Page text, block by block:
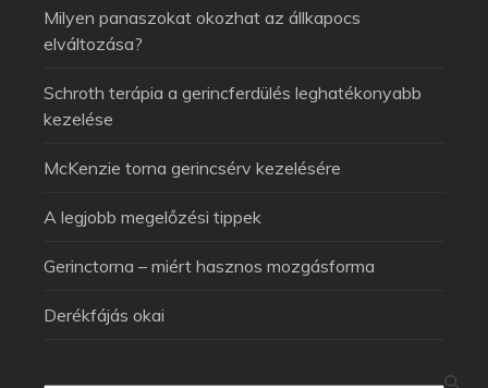
Milyen panaszokat okozhat az állkapocs
elváltozása?
Schroth terápia a gerincferdülés leghatékonyabb
kezelése
McKenzie torna gerincsérv kezelésére
A legjobb megelőzési tippek
Gerinctorna – miért hasznos mozgásforma
Derékfájás okai